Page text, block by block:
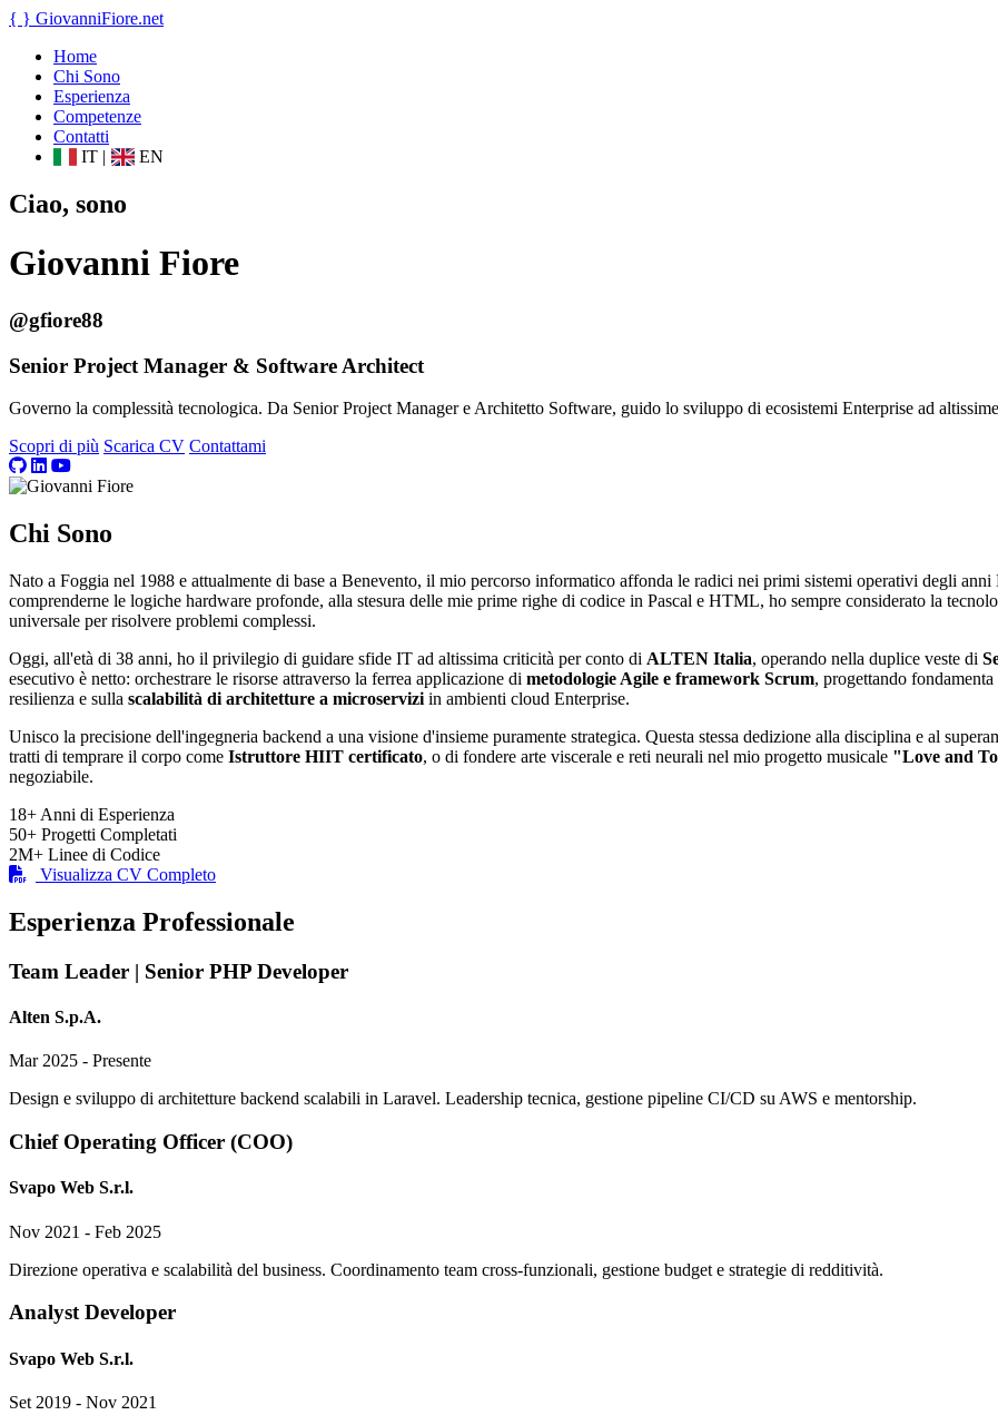
{ } GiovanniFiore.net
Home
Chi Sono
Esperienza
Competenze
Contatti
IT | EN
Ciao, sono
Giovanni Fiore
@gfiore88
Senior Project Manager & Software Architect
Governo la complessità tecnologica. Da Senior Project Manager e Architetto Software, guido lo sviluppo di ecosistemi Enterprise ad
Scopri di più Scarica CV Contattami
Chi Sono
Nato a Foggia nel 1988 e attualmente di base a Benevento, il mio percorso informatico affonda le radici nei primi sistemi operativi degli
comprenderne le logiche hardware profonde, alla stesura delle mie prime righe di codice in Pascal e HTML, ho sempre considerato la
universale per risolvere problemi complessi.
Oggi, all'età di 38 anni, ho il privilegio di guidare sfide IT ad altissima criticità per conto di ALTEN Italia, operando nella duplice veste di
esecutivo è netto: orchestrare le risorse attraverso la ferrea applicazione di metodologie Agile e framework Scrum, progettando
resilienza e sulla scalabilità di architetture a microservizi in ambienti cloud Enterprise.
Unisco la precisione dell'ingegneria backend a una visione d'insieme puramente strategica. Questa stessa dedizione alla disciplina e al
tratti di temprare il corpo come Istruttore HIIT certificato, o di fondere arte viscerale e reti neurali nel mio progetto musicale "Love and
negoziabile.
18+ Anni di Esperienza
50+ Progetti Completati
2M+ Linee di Codice
Visualizza CV Completo
Esperienza Professionale
Team Leader | Senior PHP Developer
Alten S.p.A.
Mar 2025 - Presente
Design e sviluppo di architetture backend scalabili in Laravel. Leadership tecnica, gestione pipeline CI/CD su AWS e mentorship.
Chief Operating Officer (COO)
Svapo Web S.r.l.
Nov 2021 - Feb 2025
Direzione operativa e scalabilità del business. Coordinamento team cross-funzionali, gestione budget e strategie di redditività.
Analyst Developer
Svapo Web S.r.l.
Set 2019 - Nov 2021